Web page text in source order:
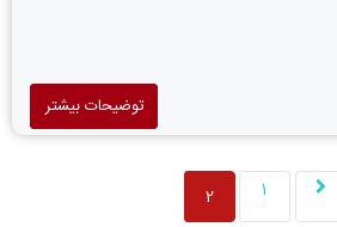
توضیحات بیشتر
1
2